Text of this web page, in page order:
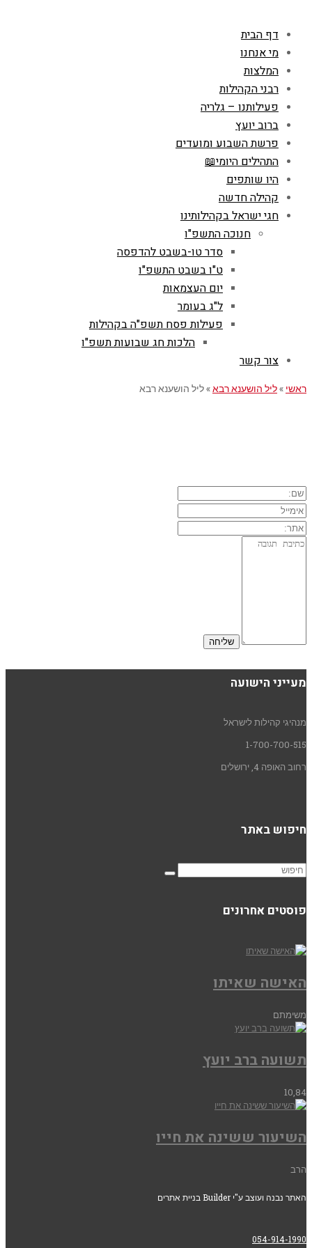
דף הבית
מי אנחנו
המלצות
רבני הקהילות
פעילותנו – גלריה
ברוב יועץ
פרשת השבוע ומועדים
התהילים היומי📖
היו שותפים
קהילה חדשה
חגי ישראל בקהילותינו
חנוכה התשפ"ו
סדר טו-בשבט להדפסה
ט"ו בשבט התשפ"ו
יום העצמאות
ל"ג בעומר
פעילות פסח תשפ"ה בקהילות
הלכות חג שבועות תשפ"ו
צור קשר
ראשי »ליל הושענא רבא»ליל הושענא רבא
מעייני הישועה
מנהיגי קהילות לישראל
1-700-700-515
רחוב האופה 4, ירושלים
חיפוש באתר
פוסטים אחרונים
האישה שאיתו
משימתם
תשועה ברב יועץ
10,84
השיעור ששינה את חייו
הרב
האתר נבנה ועוצב ע"י Builder בניית אתרים
054-914-1990